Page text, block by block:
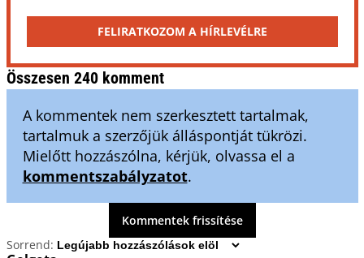
FELIRATKOZOM A HÍRLEVÉLRE
Összesen 240 komment
A kommentek nem szerkesztett tartalmak,
tartalmuk a szerzőjük álláspontját tükrözi.
Mielőtt hozzászólna, kérjük, olvassa el a
kommentszabályzatot.
Kommentek frissítése
Sorrend: